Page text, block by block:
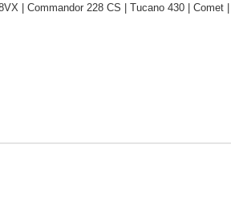
| Commandor 228 CS | Tucano 430 |